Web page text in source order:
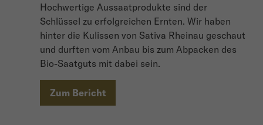
Hochwertige Aussaatprodukte sind der
Schlüssel zu erfolgreichen Ernten. Wir haben
hinter die Kulissen von Sativa Rheinau geschaut
und durften vom Anbau bis zum Abpacken des
Bio-Saatguts mit dabei sein.
Zum Bericht